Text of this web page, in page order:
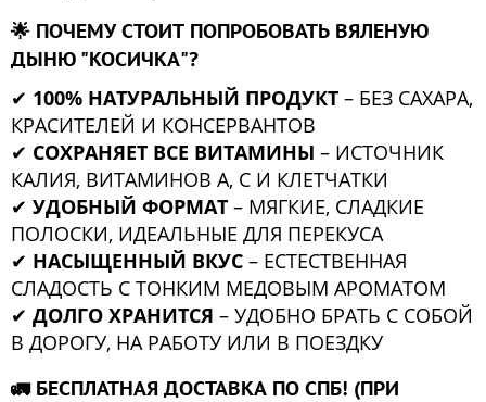
🌟 ПОЧЕМУ СТОИТ ПОПРОБОВАТЬ ВЯЛЕНУЮ
ДЫНЮ "КОСИЧКА"?
✔ 100% НАТУРАЛЬНЫЙ ПРОДУКТ – БЕЗ САХАРА,
КРАСИТЕЛЕЙ И КОНСЕРВАНТОВ
✔ СОХРАНЯЕТ ВСЕ ВИТАМИНЫ – ИСТОЧНИК
КАЛИЯ, ВИТАМИНОВ A, C И КЛЕТЧАТКИ
✔ УДОБНЫЙ ФОРМАТ – МЯГКИЕ, СЛАДКИЕ
ПОЛОСКИ, ИДЕАЛЬНЫЕ ДЛЯ ПЕРЕКУСА
✔ НАСЫЩЕННЫЙ ВКУС – ЕСТЕСТВЕННАЯ
СЛАДОСТЬ С ТОНКИМ МЕДОВЫМ АРОМАТОМ
✔ ДОЛГО ХРАНИТСЯ – УДОБНО БРАТЬ С СОБОЙ
В ДОРОГУ, НА РАБОТУ ИЛИ В ПОЕЗДКУ
🚛 БЕСПЛАТНАЯ ДОСТАВКА ПО СПБ! (ПРИ